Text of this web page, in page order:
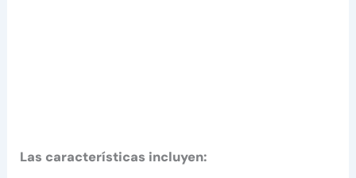
Las características incluyen: